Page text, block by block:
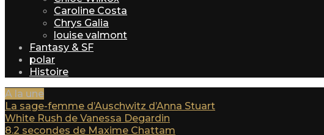
Caroline Costa
Chrys Galia
louise valmont
Fantasy & SF
polar
Histoire
A la une
La sage-femme d’Auschwitz d’Anna Stuart
White Rush de Vanessa Degardin
8.2 secondes de Maxime Chattam